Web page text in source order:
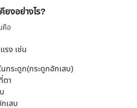
ยงอย่างไร?
คือ
รง เช่น
นกระดูก(กระดูกอักเสบ)
ตา
เสบ